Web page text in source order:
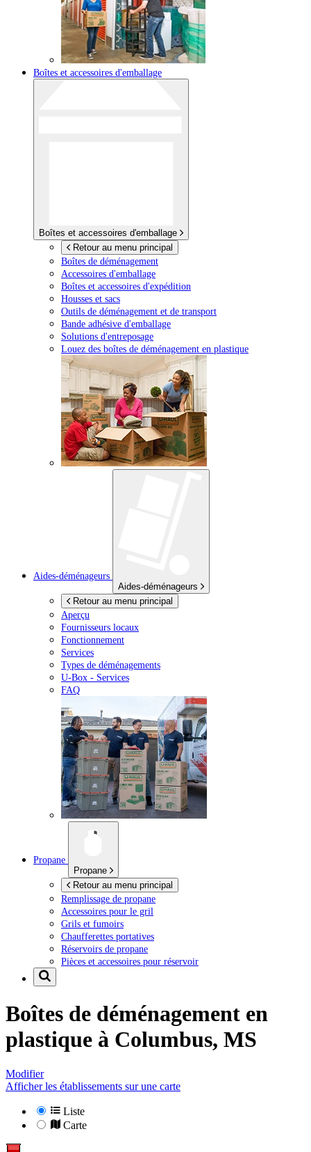
Boîtes et accessoires d'emballage
Boîtes et accessoires d'emballage
Retour au menu principal
Boîtes de déménagement
Accessoires d'emballage
Boîtes et accessoires d'expédition
Housses et sacs
Outils de déménagement et de transport
Bande adhésive d'emballage
Solutions d'entreposage
Louez des boîtes de déménagement en plastique
Aides-déménageurs
Aides-déménageurs
Retour au menu principal
Aperçu
Fournisseurs locaux
Fonctionnement
Services
Types de déménagements
U-Box - Services
FAQ
Propane
Propane
Retour au menu principal
Remplissage de propane
Accessoires pour le gril
Grils et fumoirs
Chaufferettes portatives
Réservoirs de propane
Pièces et accessoires pour réservoir
Boîtes de déménagement en
plastique à Columbus, MS
Modifier
Afficher les établissements sur une carte
Liste
Carte